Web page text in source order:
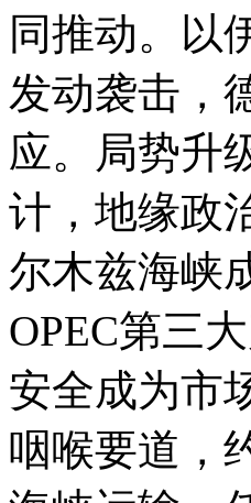
同推动。以
发动袭击，
应。局势升
计，地缘
尔木兹海
OPEC第三
安全成为市
咽喉要道，